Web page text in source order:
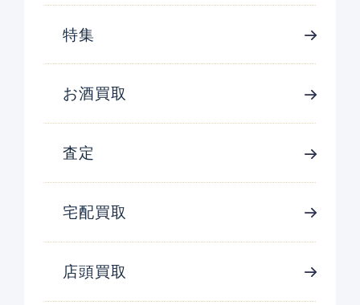
特集
お酒買取
査定
宅配買取
店頭買取